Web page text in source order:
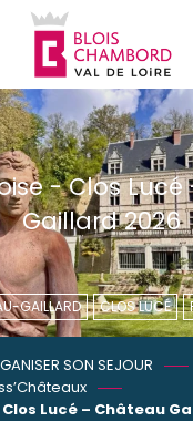
- Clos
Gaillard 2026
GAILLARD CLOS LUCÉ
SON SEJOUR
Clos Lucé – Château